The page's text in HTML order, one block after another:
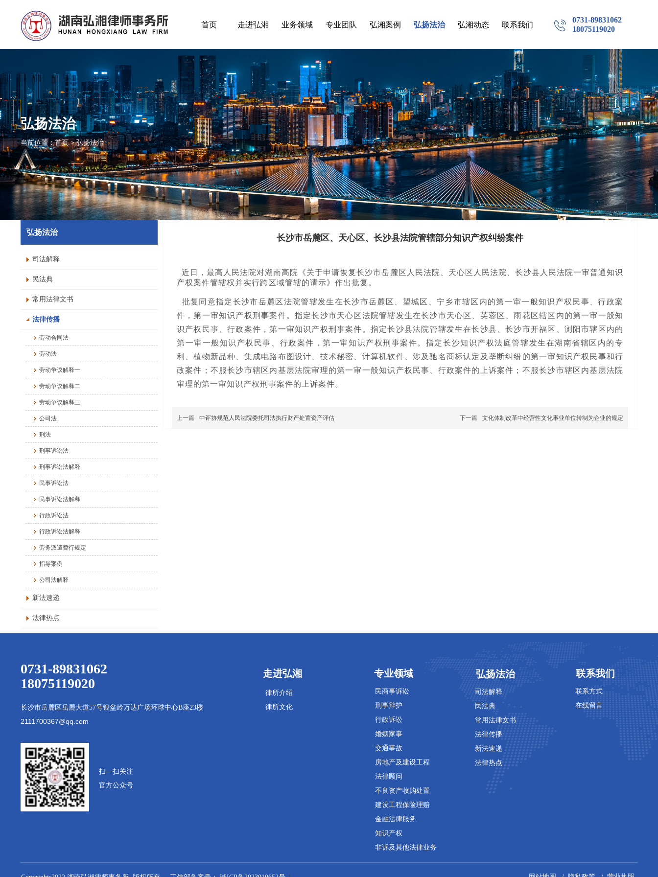
0731-89831062
18075119020
首页 走进弘湘 业务领域 专业团队 弘湘案例 弘扬法治 弘湘动态 联系我们
弘扬法治
当前位置：首页 > 弘扬法治
弘扬法治
司法解释
民法典
常用法律文书
法律传播
劳动合同法
劳动法
劳动争议解释一
劳动争议解释二
劳动争议解释三
公司法
刑法
刑事诉讼法
刑事诉讼法解释
民事诉讼法
民事诉讼法解释
行政诉讼法
行政诉讼法解释
劳务派遣暂行规定
指导案例
公司法解释
新法速递
法律热点
长沙市岳麓区、天心区、长沙县法院管辖部分知识产权纠纷案件
近日，最高人民法院对湖南高院《关于申请恢复长沙市岳麓区人民法院、天心区人民法院、长沙县人民法院一审普通知识
产权案件管辖权并实行跨区域管辖的请示》作出批复。
批复同意指定长沙市岳麓区法院管辖发生在长沙市岳麓区、望城区、宁乡市辖区内的第一审一般知识产权民事、行政案
件，第一审知识产权刑事案件。指定长沙市天心区法院管辖发生在长沙市天心区、芙蓉区、雨花区辖区内的第一审一般知
识产权民事、行政案件，第一审知识产权刑事案件。指定长沙县法院管辖发生在长沙县、长沙市开福区、浏阳市辖区内的
第一审一般知识产权民事、行政案件，第一审知识产权刑事案件。指定长沙知识产权法庭管辖发生在湖南省辖区内的专
利、植物新品种、集成电路布图设计、技术秘密、计算机软件、涉及驰名商标认定及垄断纠纷的第一审知识产权民事和行
政案件；不服长沙市辖区内基层法院审理的第一审一般知识产权民事、行政案件的上诉案件；不服长沙市辖区内基层法院
审理的第一审知识产权刑事案件的上诉案件。
上一篇 中评协规范人民法院委托司法执行财产处置资产评估 下一篇 文化体制改革中经营性文化事业单位转制为企业的规定
律所介绍
律所文化
专业领域
走进弘湘
民商事诉讼
刑事辩护
行政诉讼
婚姻家事
交通事故
房地产及建设工程
法律顾问
不良资产收购处置
建设工程保险理赔
金融法律服务
知识产权
非诉及其他法律业务
专业领域
专业领域
司法解释
民法典
常用法律文书
法律传播
新法速递
法律热点
专业领域
弘扬法治
联系方式
在线留言
专业领域
联系我们
长沙市岳麓区岳麓大道57号银盆岭万达广场环球中心B座23楼
2111700367@qq.com
0731-89831062
18075119020
扫—扫关注
官方公众号